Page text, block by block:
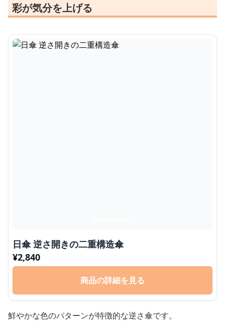
彩が気分を上げる
日傘 逆さ開きの二重構造傘
¥2,840
商品の詳細を見る
鮮やかな色のパターンが特徴的な逆さ傘です。